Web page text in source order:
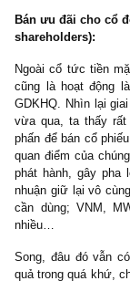
song lại tưởng
công ty đã che
lại quỹ tiền mặt
phiếu thêm. Bằng
tăng thêm giá trị
ngoài số lượng
Mời quý độc giả
ngược
năm:https://
Bán ưu đãi cho